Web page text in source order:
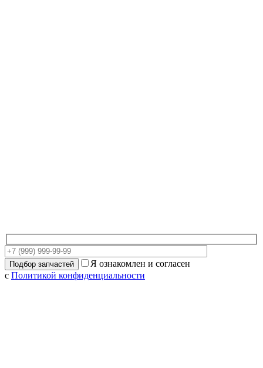
Я ознакомлен и согласен
с Политикой конфиденциальности